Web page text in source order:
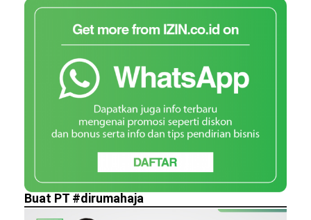
Buat PT #dirumahaja